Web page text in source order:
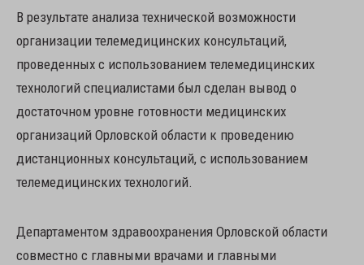
В результате анализа технической возможности
организации телемедицинских консультаций,
проведенных с использованием телемедицинских
технологий специалистами был сделан вывод о
достаточном уровне готовности медицинских
организаций Орловской области к проведению
дистанционных консультаций, с использованием
телемедицинских технологий.
Департаментом здравоохранения Орловской области
совместно с главными врачами и главными